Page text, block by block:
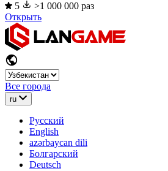
5
>1 000 000 раз
Открыть
Все города
ru
Русский
English
azərbaycan dili
Болгарский
Deutsch